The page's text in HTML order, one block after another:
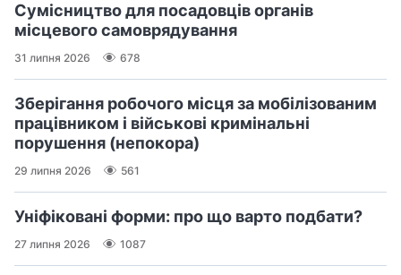
Сумісництво для посадовців органів
місцевого самоврядування
31 липня 2026 678
Зберігання робочого місця за мобілізованим
працівником і військові кримінальні
порушення (непокора)
29 липня 2026 561
Уніфіковані форми: про що варто подбати?
27 липня 2026 1087